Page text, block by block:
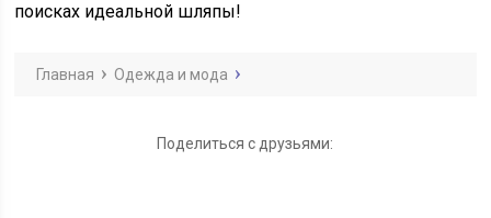
поисках идеальной шляпы!
Главная Одежда и мода
Поделиться с друзьями: